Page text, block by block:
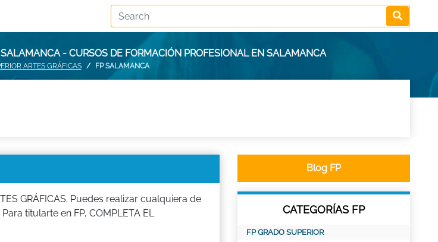
- CURSOS DE FORMACIÓN PROFESIONAL EN SALAMANCA
ARTES GRÁFICAS FP SALAMANCA
GRÁFICAS. Puedes realizar cualquiera de
titularte en FP, COMPLETA EL
Blog FP
CATEGORÍAS FP
FP GRADO SUPERIOR